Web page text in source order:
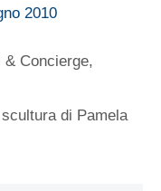
2010
& Concierge,
di Pamela